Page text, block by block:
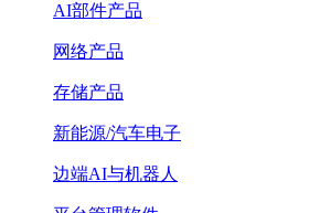
AI部件产品
网络产品
存储产品
新能源/汽车电子
边端AI与机器人